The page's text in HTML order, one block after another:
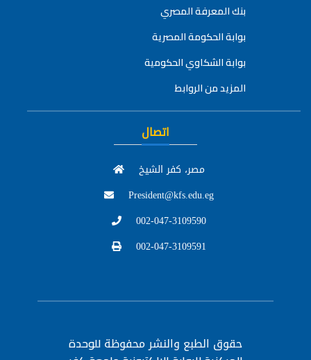
بنك المعرفة المصري
بوابة الحكومة المصرية
بوابة الشكاوي الحكومية
المزيد من الروابط
اتصال
مصر، كفر الشيخ
President@kfs.edu.eg
002-047-3109590
002-047-3109591
حقوق الطبع والنشر محفوظة للوحدة